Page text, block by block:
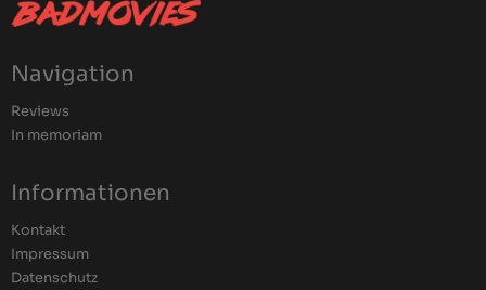
Navigation
Reviews
In memoriam
Informationen
Kontakt
Impressum
Datenschutz